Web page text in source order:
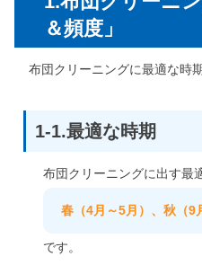
＆頻度」
布団クリーニングに最適な時
1-1.最適な時期
布団クリーニングに出す最
春（4月～5月）、秋（9
です。